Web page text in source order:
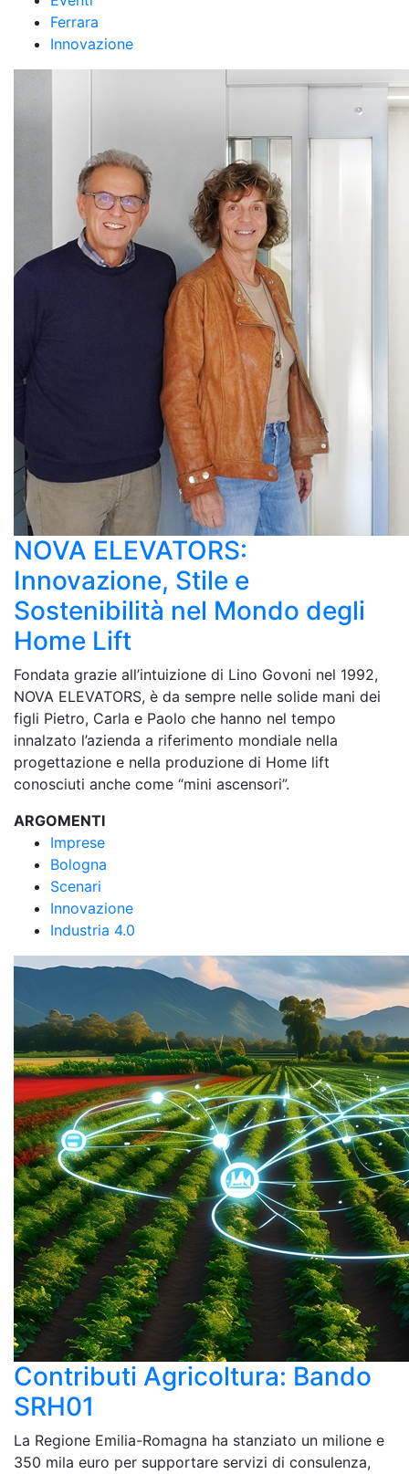
Ferrara
Innovazione
NOVA ELEVATORS:
Innovazione, Stile e
Sostenibilità nel Mondo degli
Home Lift
Fondata grazie all’intuizione di Lino Govoni nel 1992,
NOVA ELEVATORS, è da sempre nelle solide mani dei
figli Pietro, Carla e Paolo che hanno nel tempo
innalzato l’azienda a riferimento mondiale nella
progettazione e nella produzione di Home lift
conosciuti anche come “mini ascensori”.
ARGOMENTI
Imprese
Bologna
Scenari
Innovazione
Industria 4.0
Contributi Agricoltura: Bando
SRH01
La Regione Emilia-Romagna ha stanziato un milione e
350 mila euro per supportare servizi di consulenza,